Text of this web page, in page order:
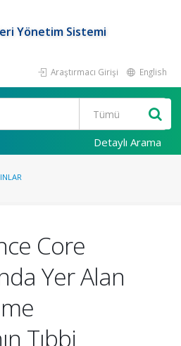
Yönetim Sistemi
Araştırmacı Girişi English
Detaylı Arama
Core
Yer Alan
Tıbbi